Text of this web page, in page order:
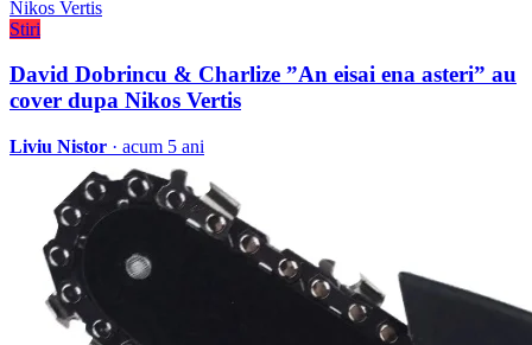
Stiri
David Dobrincu & Charlize ”An eisai ena asteri” au
cover dupa Nikos Vertis
Liviu Nistor · acum 5 ani